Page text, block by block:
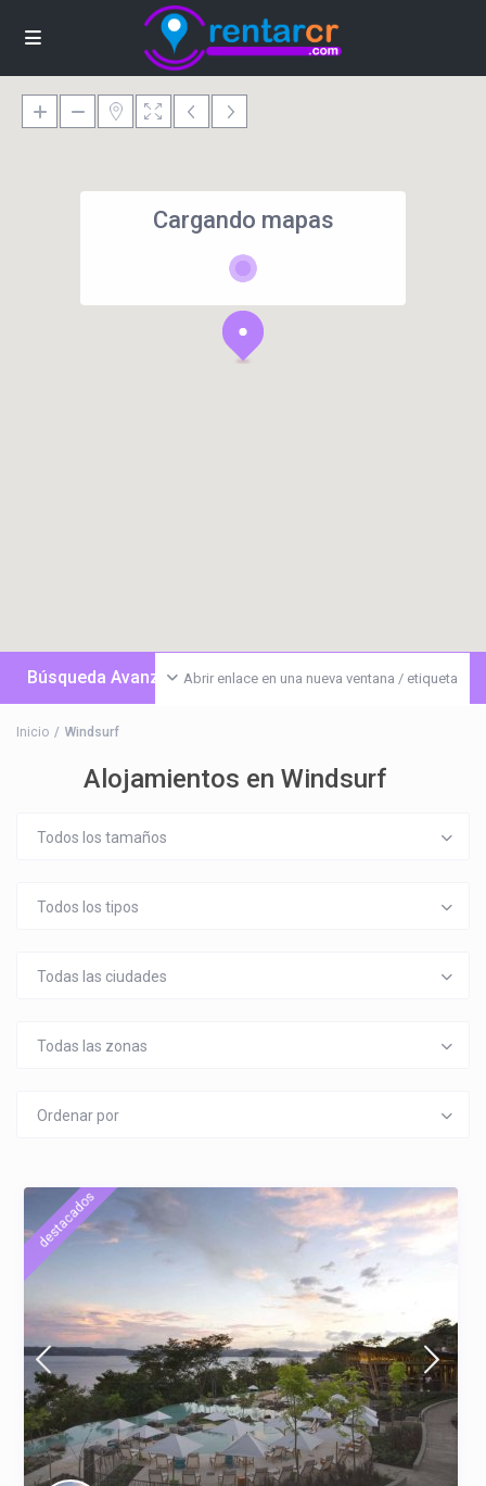
Cargando mapas
Abrir enlace en una nueva ventana / etiqueta
Búsqueda Avanzada
Inicio Windsurf
Alojamientos en Windsurf
Todos los tamaños
Todos los tipos
Todas las ciudades
Todas las zonas
Ordenar por
destacados